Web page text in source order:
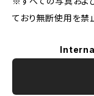
ており無断使用を禁止